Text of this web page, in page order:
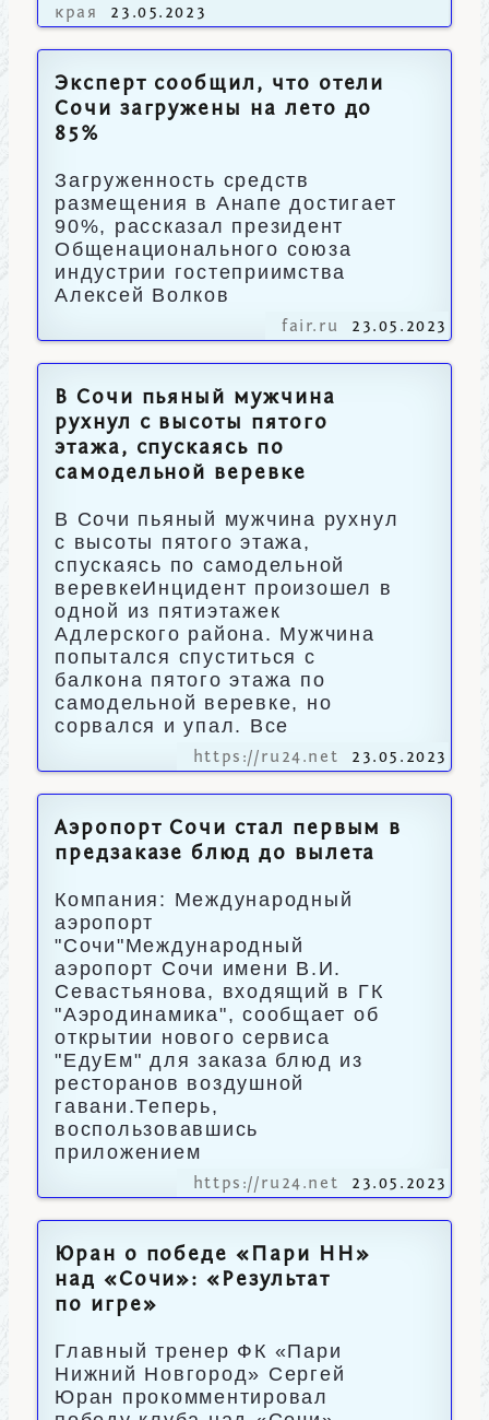
края
23.05.2023
Эксперт сообщил, что отели
Сочи загружены на лето до
85%
Загруженность средств
размещения в Анапе достигает
90%, рассказал президент
Общенационального союза
индустрии гостеприимства
Алексей Волков
fair.ru 23.05.2023
В Сочи пьяный мужчина
рухнул с высоты пятого
этажа, спускаясь по
самодельной веревке
В Сочи пьяный мужчина рухнул
с высоты пятого этажа,
спускаясь по самодельной
веревкеИнцидент произошел в
одной из пятиэтажек
Адлерского района. Мужчина
попытался спуститься с
балкона пятого этажа по
самодельной веревке, но
сорвался и упал. Все
https://ru24.net 23.05.2023
Аэропорт Сочи стал первым в
предзаказе блюд до вылета
Компания: Международный
аэропорт
"Сочи"Международный
аэропорт Сочи имени В.И.
Севастьянова, входящий в ГК
"Аэродинамика", сообщает об
открытии нового сервиса
"ЕдуЕм" для заказа блюд из
ресторанов воздушной
гавани.Теперь,
воспользовавшись
приложением
https://ru24.net 23.05.2023
Юран о победе «Пари НН»
над «Сочи»: «Результат
по игре»
Главный тренер ФК «Пари
Нижний Новгород» Сергей
Юран прокомментировал